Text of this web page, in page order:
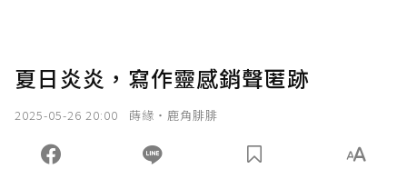
夏日炎炎，寫作靈感銷聲匿跡
2025-05-26 20:00 蒔緣‧鹿角腓腓